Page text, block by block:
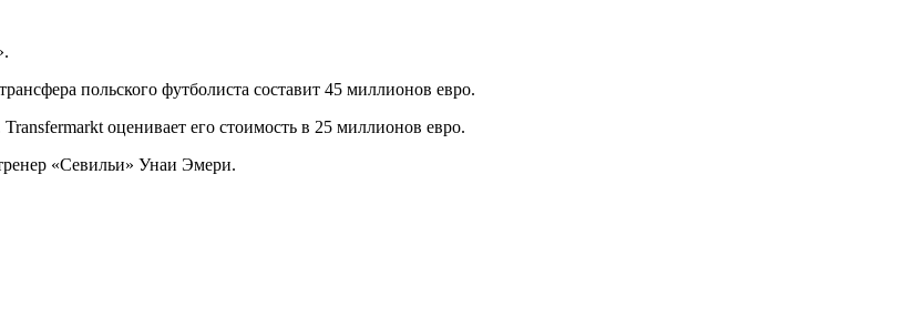
польского футболиста составит 45 миллионов евро.
оценивает его стоимость в 25 миллионов евро.
«Севильи» Унаи Эмери.